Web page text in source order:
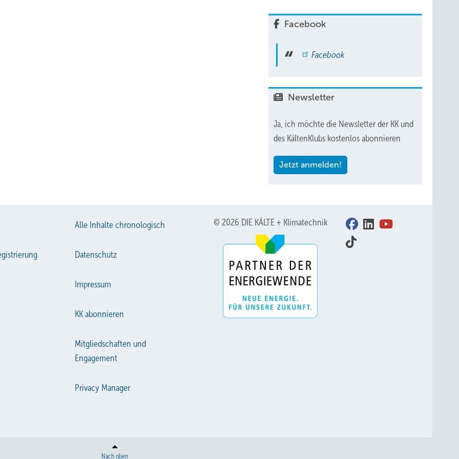
Facebook
Facebook
Newsletter
Ja, ich möchte die Newsletter der KK und
des KältenKlubs kostenlos abonnieren
Jetzt anmelden!
Alle Inhalte chronologisch
Datenschutz
Impressum
KK abonnieren
Mitgliedschaften und
Engagement
Privacy Manager
© 2026 DIE KÄLTE + Klimatechnik
Nach oben